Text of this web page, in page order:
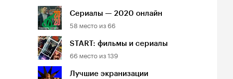
Сериалы — 2020 онлайн
58 место из 66
START: фильмы и сериалы
66 место из139
Лучшие экранизации